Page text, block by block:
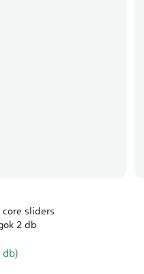
sliders
2 db
db)